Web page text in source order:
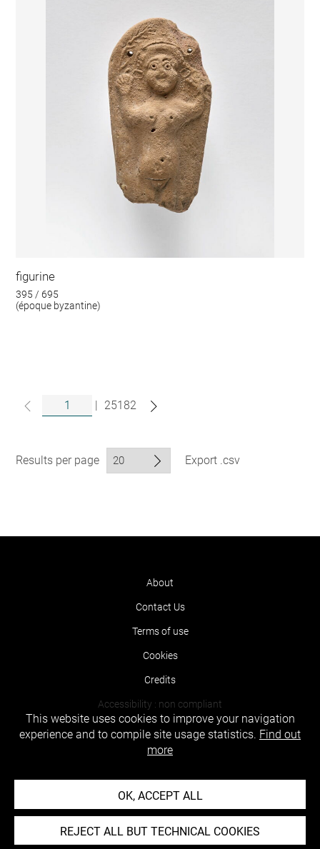
figurine
395 / 695
(époque byzantine)
| 25182
Results per page Export .csv
About
Contact Us
Terms of use
Cookies
Credits
Accessibility : non compliant
This website uses cookies to improve your navigation
experience and to compile site usage statistics. Find out
more
OK, ACCEPT ALL
REJECT ALL BUT TECHNICAL COOKIES